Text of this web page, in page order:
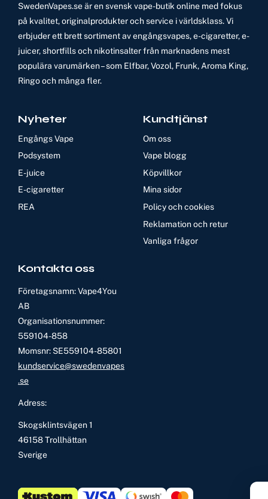
SwedenVapes.se är en svensk vape-butik online med fokus
på kvalitet, originalprodukter och service i världsklass. Vi
erbjuder ett brett sortiment av engångsvapes, e-cigaretter, e-
juicer, shortfills och nikotinsalter från marknadens mest
populära varumärken – som Elfbar, Vozol, Frunk, Aroma King,
Ringo och många fler.
Nyheter
Engångs Vape
Podsystem
E-juice
E-cigaretter
REA
Kundtjänst
Om oss
Vape blogg
Köpvillkor
Mina sidor
Policy och cookies
Reklamation och retur
Vanliga frågor
Kontakta oss
Företagsnamn: Vape4You
AB
Organisationsnummer:
559104-858
Momsnr: SE559104-85801
kundservice@swedenvapes
.se
Adress:
Skogsklintsvägen 1
46158 Trollhättan
Sverige